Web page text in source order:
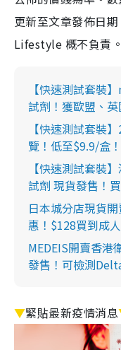
更新至文章發佈日
Lifestyle 概不負責
【快速測試套裝
試劑！獲歐盟、
【快速測試套裝
覽！低至$9.9/盒
【快速測試套裝
試劑 現貨發售！
日本城分店現貨
惠！$128買到成
MEDEIS開賣香港
發售！可檢測
▼緊貼最新疫情消息